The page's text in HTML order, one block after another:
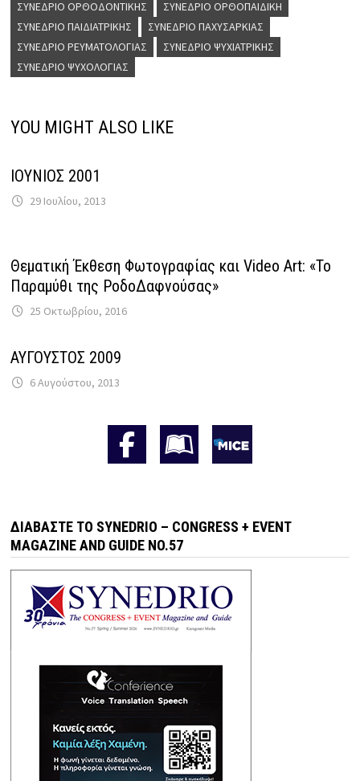
ΣΥΝΈΔΡΙΟ ΟΡΘΟΔΟΝΤΙΚΉΣ
ΣΥΝΈΔΡΙΟ ΟΡΘΟΠΑΙΔΙΚΉ
ΣΥΝΈΔΡΙΟ ΠΑΙΔΙΑΤΡΙΚΉΣ
ΣΥΝΈΔΡΙΟ ΠΑΧΥΣΑΡΚΊΑΣ
ΣΥΝΈΔΡΙΟ ΡΕΥΜΑΤΟΛΟΓΊΑΣ
ΣΥΝΈΔΡΙΟ ΨΥΧΙΑΤΡΙΚΉΣ
ΣΥΝΈΔΡΙΟ ΨΥΧΟΛΟΓΊΑΣ
YOU MIGHT ALSO LIKE
ΙΟΥΝΙΟΣ 2001
29 Ιουλίου, 2013
Θεματική Έκθεση Φωτογραφίας και Video Art: «Το
Παραμύθι της ΡοδοΔαφνούσας»
25 Οκτωβρίου, 2016
ΑΥΓΟΥΣΤΟΣ 2009
6 Αυγούστου, 2013
ΔΙΑΒΆΣΤΕ ΤΟ SYNEDRIO – CONGRESS + EVENT
MAGAZINE AND GUIDE NO.57